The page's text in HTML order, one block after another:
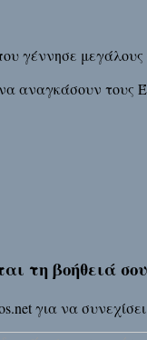
γέννησε μεγάλους
αναγκάσουν τους
τη βοήθειά σου
για να